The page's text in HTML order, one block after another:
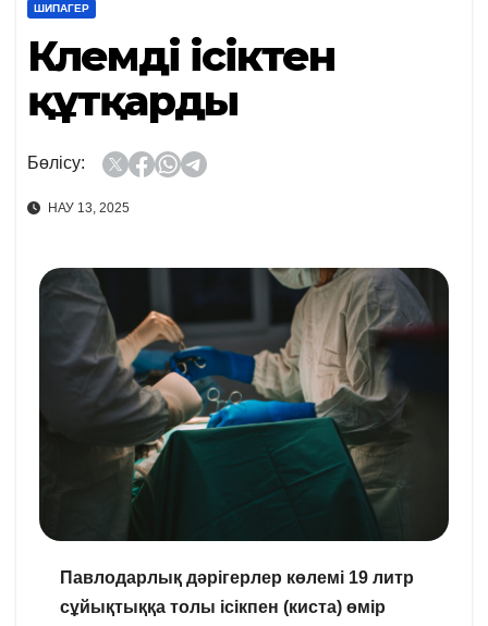
ШИПАГЕР
Көлемді ісіктен
құтқарды
Бөлісу:
НАУ 13, 2025
Павлодарлық дәрігерлер көлемі 19 литр
сұйықтыққа толы ісікпен (киста) өмір